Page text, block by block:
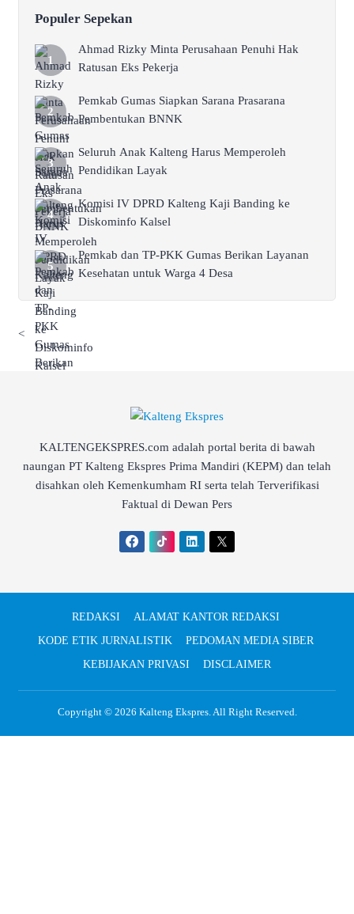
Populer Sepekan
Ahmad Rizky Minta Perusahaan Penuhi Hak
Ratusan Eks Pekerja
Pemkab Gumas Siapkan Sarana Prasarana
Pembentukan BNNK
Seluruh Anak Kalteng Harus Memperoleh
Pendidikan Layak
Komisi IV DPRD Kalteng Kaji Banding ke
Diskominfo Kalsel
Pemkab dan TP-PKK Gumas Berikan Layanan
Kesehatan untuk Warga 4 Desa
<
KALTENGEKSPRES.com adalah portal berita di bawah
naungan PT Kalteng Ekspres Prima Mandiri (KEPM) dan telah
disahkan oleh Kemenkumham RI serta telah Terverifikasi
Faktual di Dewan Pers
REDAKSI
ALAMAT KANTOR REDAKSI
KODE ETIK JURNALISTIK
PEDOMAN MEDIA SIBER
KEBIJAKAN PRIVASI
DISCLAIMER
Copyright © 2026 Kalteng Ekspres. All Right Reserved.